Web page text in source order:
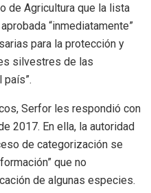
de Agricultura que la lista
“inmediatamente”
para la protección y
silvestres de las
Serfor les respondió con
2017. En ella, la autoridad
de categorización se
que no
de algunas especies.